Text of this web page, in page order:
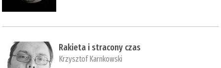
Rakieta i stracony czas
Krzysztof Karnkowski